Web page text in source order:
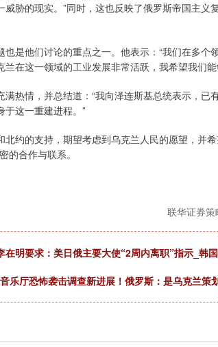
胁的现实。”同时，这也反映了俄罗斯帝国主义
是他们讨论的重点之一。他表示：“我们在多个
在这一领域的工业发展非常活跃，我希望我们
热情，并总结道：“我向泽连斯基总统表示，
于这一重建进程。”
约的支持，期望考虑到乌克兰人民的愿望，并
的合作与联系。
联华证券策
在明要求：美日俄主要大使“2周内离职”指示_韩
乐厅恐怖袭击调查新进展！俄罗斯：是乌克兰策